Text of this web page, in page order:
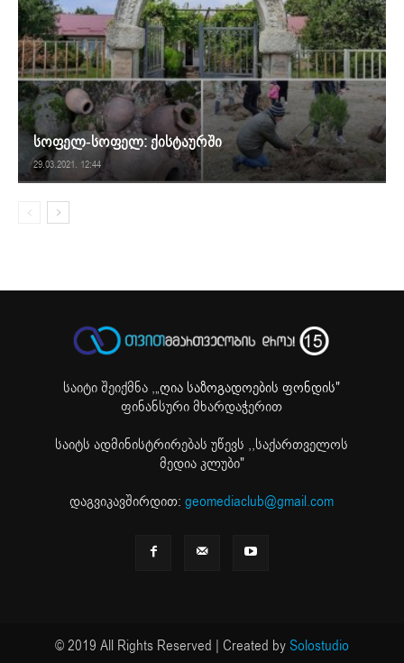
სოფელ-სოფელ: ქისტაურში
29.03.2021. 12:44
საიტი შეიქმნა ,„ღია საზოგადოების ფონდის"
ფინანსური მხარდაჭერით
საიტს ადმინისტრირებას უწევს ,,საქართველოს
მედია კლუბი"
დაგვიკავშირდით:geomediaclub@gmail.com
© 2019 All Rights Reserved | Created bySolostudio